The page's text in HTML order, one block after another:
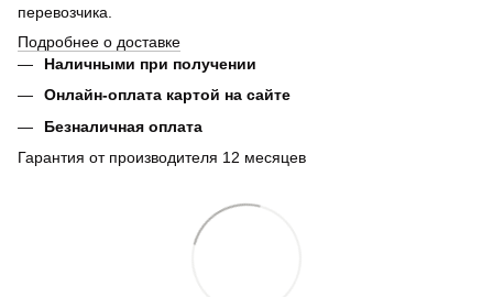
перевозчика.
Подробнее о доставке
Наличными при получении
Онлайн-оплата картой на сайте
Безналичная оплата
Гарантия от производителя 12 месяцев